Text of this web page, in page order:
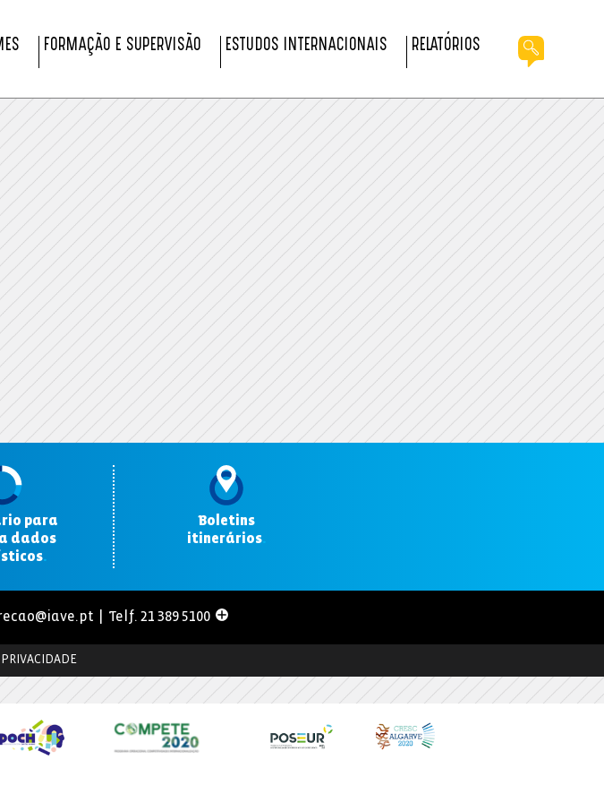
FORMAÇÃO E SUPERVISÃO ESTUDOS INTERNACIONAIS RELATÓRIOS
para
dados
.
Boletins
itinerários.
| Telf. 21 389 5100